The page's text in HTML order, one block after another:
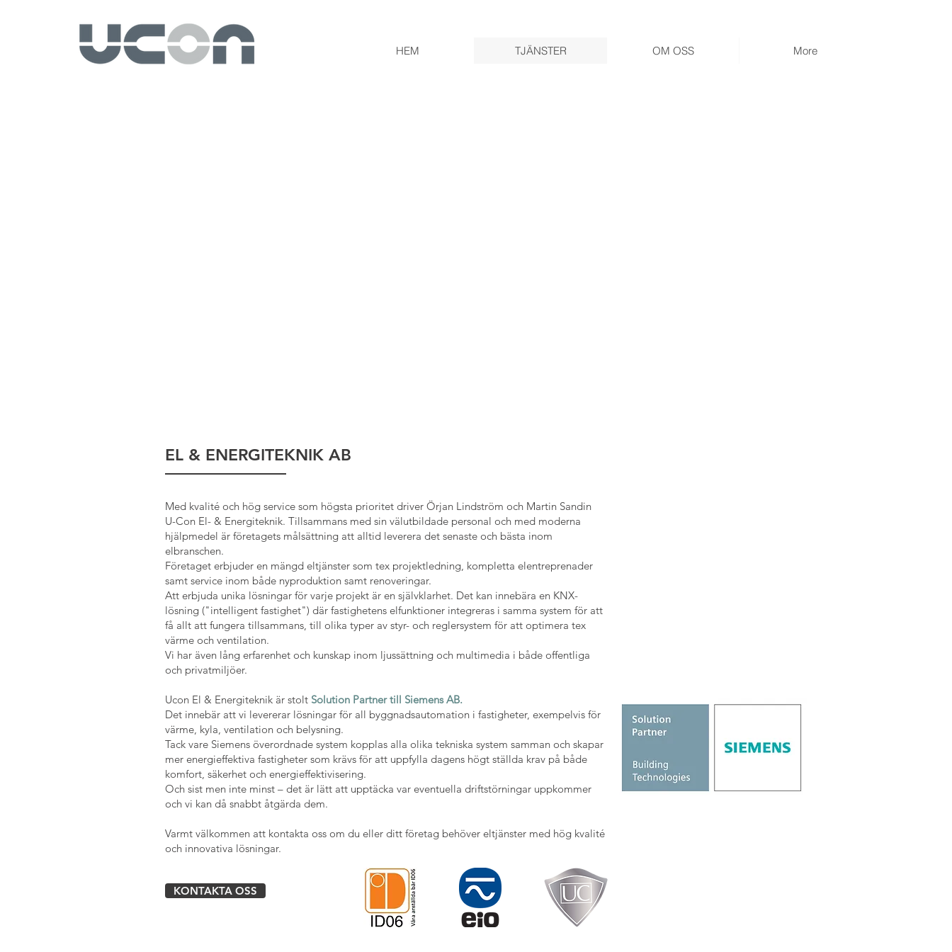
HEM TJÄNSTER OM OSS More
EL & ENERGITEKNIK AB
Med kvalité och hög service som högsta prioritet driver Örjan Lindström och Martin Sandin
U-Con El- & Energiteknik. Tillsammans med sin välutbildade personal och med moderna
hjälpmedel är företagets målsättning att alltid leverera det senaste och bästa inom
elbranschen.
Företaget erbjuder en mängd eltjänster som tex projektledning, kompletta elentreprenader
samt service inom både nyproduktion samt renoveringar.
Att erbjuda unika lösningar för varje projekt är en självklarhet. Det kan innebära en KNX-
lösning ("intelligent fastighet") där fastighetens elfunktioner integreras i samma system för att
få allt att fungera tillsammans, till olika typer av styr- och reglersystem för att optimera tex
värme och ventilation.
Vi har även lång erfarenhet och kunskap inom ljussättning och multimedia i både offentliga
och privatmiljöer.
Ucon El & Energiteknik är stolt Solution Partner till Siemens AB.
Det innebär att vi levererar lösningar för all byggnadsautomation i fastigheter, exempelvis för
värme, kyla, ventilation och belysning.
Tack vare Siemens överordnade system kopplas alla olika tekniska system samman och skapar
mer energieffektiva fastigheter som krävs för att uppfylla dagens högt ställda krav på både
komfort, säkerhet och energieffektivisering.
Och sist men inte minst – det är lätt att upptäcka var eventuella driftstörningar uppkommer
och vi kan då snabbt åtgärda dem.
Varmt välkommen att kontakta oss om du eller ditt företag behöver eltjänster med hög kvalité
och innovativa lösningar.
KONTAKTA OSS